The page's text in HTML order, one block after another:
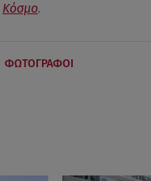
Κόσμο.
ΦΩΤΟΓΡΑΦΟΙ